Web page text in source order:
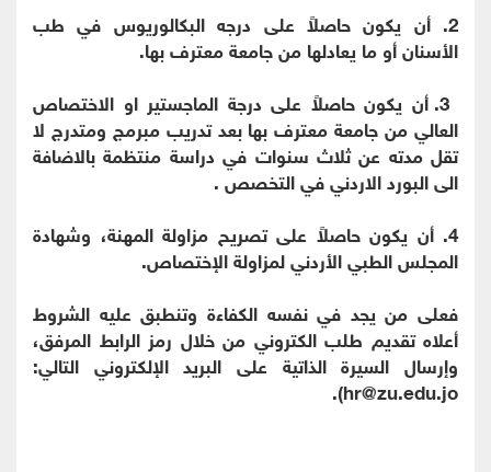
2. أن يكون حاصلاً على درجه البكالوريوس في طب
الأسنان أو ما يعادلها من جامعة معترف بها.
3. أن يكون حاصلاً على درجة الماجستير او الاختصاص
العالي من جامعة معترف بها بعد تدريب مبرمج ومتدرج لا
تقل مدته عن ثلاث سنوات في دراسة منتظمة بالاضافة
الى البورد الاردني في التخصص .
4. أن يكون حاصلاً على تصريح مزاولة المهنة، وشهادة
المجلس الطبي الأردني لمزاولة الإختصاص.
فعلى من يجد في نفسه الكفاءة وتنطبق عليه الشروط
أعلاه تقديم طلب الكتروني من خلال رمز الرابط المرفق،
وإرسال السيرة الذاتية على البريد الإلكتروني التالي:
hr@zu.edu.jo).